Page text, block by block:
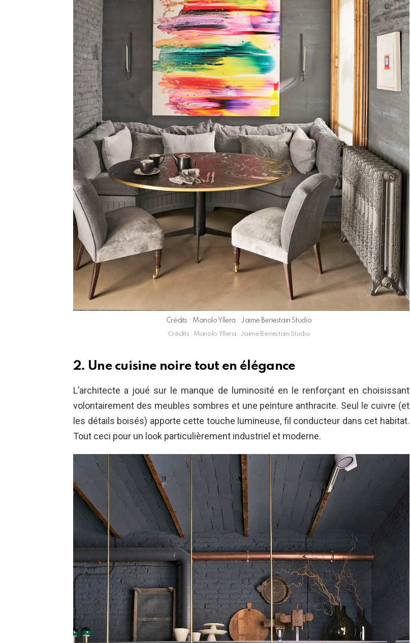
Crédits : Manolo Yllera : Jaime Beriestain Studio
Crédits : Manolo Yllera : Jaime Beriestain Studio
2. Une cuisine noire tout en élégance
L’architecte a joué sur le manque de luminosité en le renforçant en choisissant
volontairement des meubles sombres et une peinture anthracite. Seul le cuivre (et
les détails boisés) apporte cette touche lumineuse, fil conducteur dans cet habitat.
Tout ceci pour un look particulièrement industriel et moderne.